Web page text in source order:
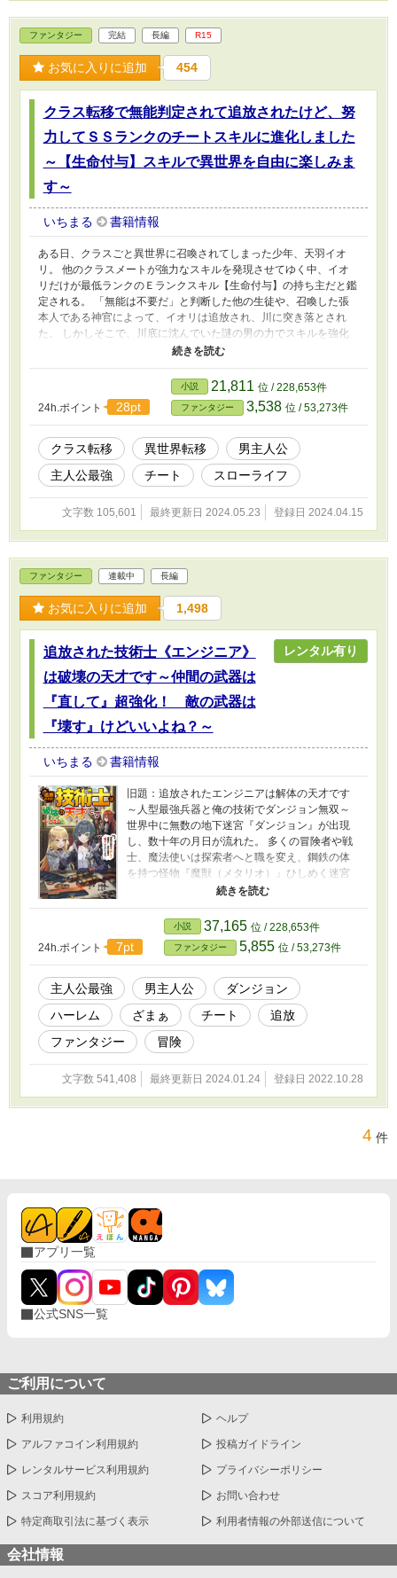
ファンタジー 完結 長編 R15
お気に入りに追加 454
クラス転移で無能判定されて追放されたけど、努
力してＳＳランクのチートスキルに進化しました
～【生命付与】スキルで異世界を自由に楽しみま
す～
いちまる 書籍情報
ある日、クラスごと異世界に召喚されてしまった少年、天羽イオ
リ。 他のクラスメートが強力なスキルを発現させてゆく中、イオ
リだけが最低ランクのＥランクスキル【生命付与】の持ち主だと鑑
定される。 「無能は不要だ」と判断した他の生徒や、召喚した張
本人である神官によって、イオリは追放され、川に突き落とされ
た。 しかしそこで、川底に沈んでいた謎の男の力でスキルを強化
するチャンスを得た――。 １千年の努力とともに、イオリのスキ
ショップで、チートスキルをフル稼働！ 「転移者が世界を良くす
る？」 「知らねえよ、俺は異世界を自由気ままに楽しむんだ！」
追放された少年の第２の人生が、始まる――！ ※本作品は他サイ
ト様でも掲載中です。
24h.ポイント 28pt
小説 21,811 位 / 228,653件
ファンタジー 3,538 位 / 53,273件
クラス転移 異世界転移
男主人公
主人公最強
チート スローライフ
文字数 105,601 最終更新日 2024.05.23 登録日 2024.04.15
ファンタジー 連載中 長編
お気に入りに追加 1,498
追放された技術士《エンジニア》
は破壊の天才です～仲間の武器は
『直して』超強化！ 敵の武器は
『壊す』けどいいよね？～
レンタル有り
いちまる 書籍情報
旧題：追放されたエンジニアは解体の天才です
～人型最強兵器と俺の技術でダンジョン無双～
世界中に無数の地下迷宮『ダンジョン』が出現
し、数十年の月日が流れた。 多くの冒険者や戦
士、魔法使いは探索者へと職を変え、鋼鉄の体
を持つ怪物『魔獣（メタリオ）』ひしめく迷宮
へと挑んでいた。 探索者愛用の武器を造る技術
士（エンジニア）のクリスは、所属しているパ
ーティー『高貴なる剣』と、貴族出身の探索者
であるイザベラ達から無能扱いされ、ダンジョ
ンの奥底で殺されかける。 運よく一命をとりと
めたクリスだが、洞穴の奥で謎の少女型の兵
器、カムナを発見する。 並外れた技術力で彼女
を修理したクリスは、彼を主人と認めた彼女と
共にダンジョンを脱出する。 そして離れ離れに
なった姉を探す為、カムナの追い求める『アメ
ノヌボコ』を探す為、姉の知人にして元女騎士
のフレイヤの協力を得て、自ら結成したパーテ
ィーと再び未知の世界へと挑むのだった。 その
過程で、彼は自ら封印した『解体術』を使う決
ランク探索者から一転、破滅への道を転げ落ち
てゆくのであった。 ●一話～百二話…クリス・オ
ーダー結成編（ざまぁ多め） ●百三話～百六十七
～現在…スローライフ編（のんびりドタバタ）
※書籍版とWEB版では一部内容が異なります。
ご了承ください。
24h.ポイント 7pt
小説 37,165 位 / 228,653件
ファンタジー 5,855 位 / 53,273件
主人公最強 男主人公
ダンジョン
ハーレム
ざまぁ チート
追放
ファンタジー
冒険
文字数 541,408 最終更新日 2024.01.24 登録日 2022.10.28
4 件
アプリ一覧
公式SNS一覧
ご利用について
利用規約 ヘルプ
アルファコイン利用規約 投稿ガイドライン
レンタルサービス利用規約 プライバシーポリシー
スコア利用規約 お問い合わせ
特定商取引法に基づく表示 利用者情報の外部送信について
会社情報